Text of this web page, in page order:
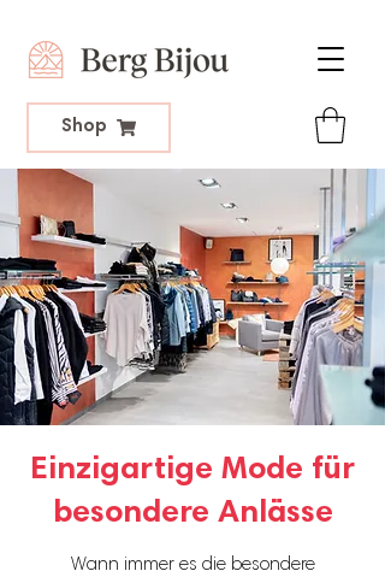
Shop
Einzigartige Mode für
besondere Anlässe
Wann immer es die besondere